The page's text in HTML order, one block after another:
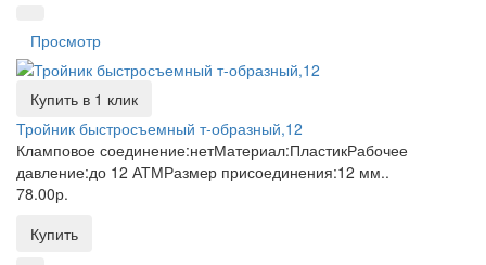
Просмотр
Купить в 1 клик
Тройник быстросъемный т-образный,12
Кламповое соединение:нетМатериал:ПластикРабочее
давление:до 12 АТМРазмер присоединения:12 мм..
78.00р.
Купить